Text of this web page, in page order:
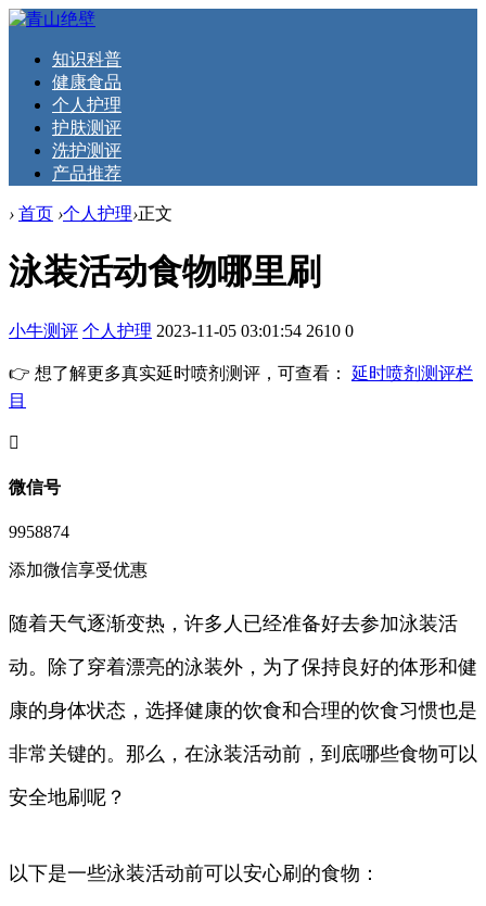
知识科普
健康食品
个人护理
护肤测评
洗护测评
产品推荐
› 首页 ›个人护理›正文
泳装活动食物哪里刷
小牛测评 个人护理 2023-11-05 03:01:54 2610 0
👉 想了解更多真实延时喷剂测评，可查看： 延时喷剂测评栏
目
󦘖
微信号
9958874
添加微信享受优惠
随着天气逐渐变热，许多人已经准备好去参加泳装活
动。除了穿着漂亮的泳装外，为了保持良好的体形和健
康的身体状态，选择健康的饮食和合理的饮食习惯也是
非常关键的。那么，在泳装活动前，到底哪些食物可以
安全地刷呢？
以下是一些泳装活动前可以安心刷的食物：